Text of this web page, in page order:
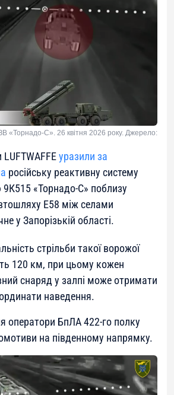
«Торнадо-С». 26 квітня 2026 року. Джерело:
уразили за
російську реактивну систему
«Торнадо-С» поблизу
Е58 між селами
у Запорізькій області.
стрільби такої ворожої
120 км, при цьому кожен
снаряд у залпі може отримати
наведення.
оператори БпЛА 422-го полку
на південному напрямку.